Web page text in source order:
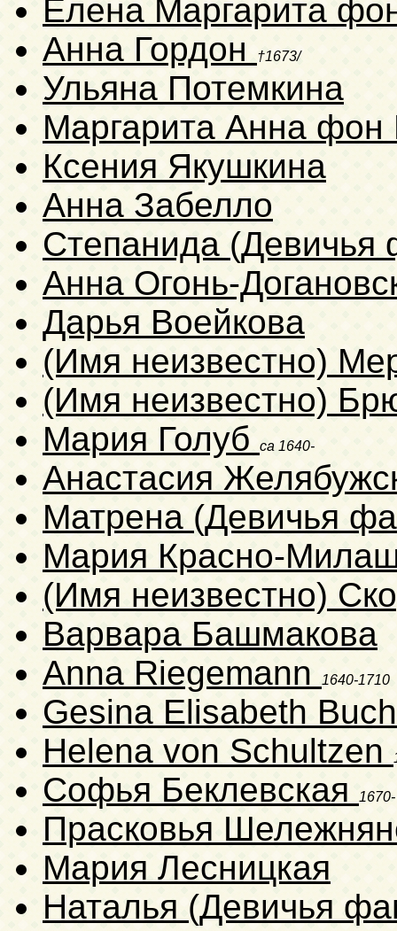
Елена Маргарита
Анна Гордон
†1673/
Ульяна Потемкина
Маргарита Анна
Ксения Якушкина
Анна Забелло
Степанида (Девичья
Анна Огонь-
Дарья Воейкова
(Имя неизвестно)
(Имя неизвестно)
Мария Голуб
ca 1640-
Анастасия
Матрена (Девичья
Мария Красно-
(Имя неизвестно)
Варвара Башмакова
Anna Riegemann
1640-1710
Gesina Elisabeth
Helena von Schultzen
Софья Беклевская 1670-
Прасковья
Мария Лесницкая
Наталья (Девичья